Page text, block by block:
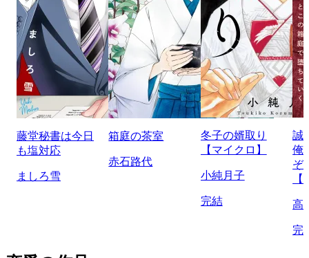
藤堂秘書は今日
も塩対応
ましろ雪
箱庭の茶室
赤石路代
冬子の婿取り
【マイクロ】
小純月子
完結
誠
俺
ぞ
高
完